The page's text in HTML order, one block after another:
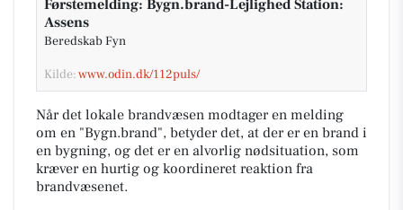
Førstemelding: Bygn.brand-Lejlighed Station:
Assens
Beredskab Fyn
Kilde:www.odin.dk/112puls/
Når det lokale brandvæsen modtager en melding
om en "Bygn.brand", betyder det, at der er en brand i
en bygning, og det er en alvorlig nødsituation, som
kræver en hurtig og koordineret reaktion fra
brandvæsenet.